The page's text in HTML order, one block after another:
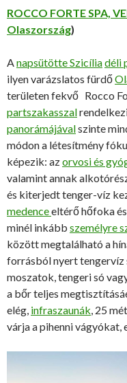
ROCCO FORTE SPA,
Olaszország)
Anapsütötte Szicíliadéli
ilyen varázslatos fürdő
területen fekvő Rocco
partszakasszal
panorámájávalszinte
módon a létesítmény
képezik: azorvosi és
valamint annak
és kiterjedt tenger-víz
medenceeltérő hőfoka
minél inkább személyre
között megtalálható a
forrásból nyert tengervíz
moszatok, tengeri só
a bőr teljes
elég, infraszaunák, 25
várja a pihenni vágyókat,